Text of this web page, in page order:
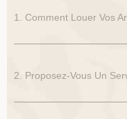
1. Comment Louer Vos
2. Proposez-Vous Un